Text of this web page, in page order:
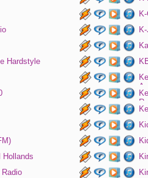
Hardstyle
Hollands